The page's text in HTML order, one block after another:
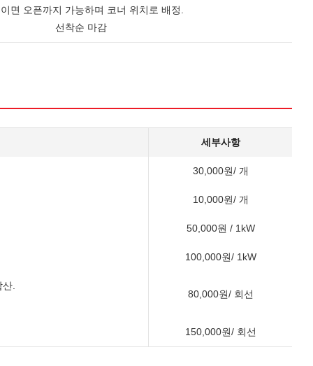
면 오픈까지 가능하며 코너 위치로 배정.
선착순 마감
세부사항
30,000원/ 개
10,000원/ 개
50,000원 / 1kW
100,000원/ 1kW
산.
80,000원/ 회선
150,000원/ 회선